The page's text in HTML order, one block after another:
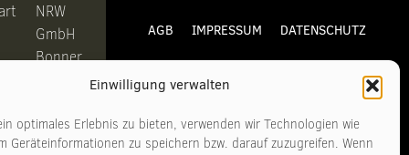
Einwilligung verwalten
optimales Erlebnis zu bieten, verwenden wir Technologien wie
Geräteinformationen zu speichern bzw. darauf zuzugreifen. Wenn
NRW
GmbH
Bonner
50968
Köln
AGB IMPRESSUM DATENSCHUTZ